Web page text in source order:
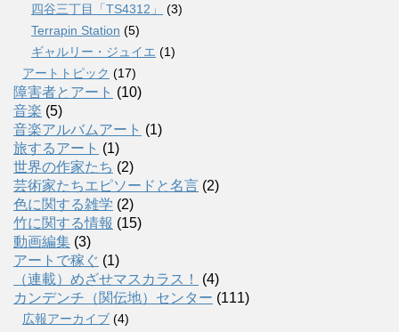
四谷三丁目「TS4312」
(3)
Terrapin Station (5)
ギャルリー・ジュイエ (1)
アートトピック (17)
障害者とアート (10)
音楽 (5)
音楽アルバムアート (1)
旅するアート (1)
世界の作家たち (2)
芸術家たちエピソードと名言 (2)
色に関する雑学 (2)
竹に関する情報 (15)
動画編集 (3)
アートで稼ぐ (1)
（連載）めざせマスカラス！
(4)
カンデンチ（関伝地）センター (111)
広報アーカイブ (4)